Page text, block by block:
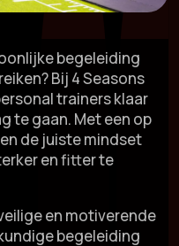
begeleiding
Bij 4 Seasons
trainers klaar
te gaan.​ Met een op
de juiste mindset
en fitter te
en motiverende
begeleiding